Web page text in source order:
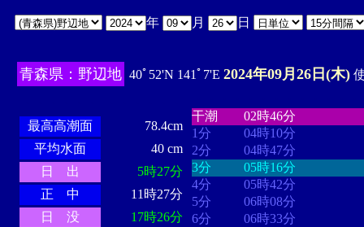
年 月 日
青森県：野辺地 40ﾟ52'N 141ﾟ7'E 2024年09月26日(木)
最高高潮面
78.4cm
平均水面
40 cm
日 出
5時27分
正 中
11時27分
日 没
17時26分
干潮
02時46分
1分
04時10分
2分
04時47分
3分
05時16分
4分
05時42分
5分
06時08分
6分
06時33分